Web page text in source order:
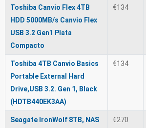
Toshiba Canvio Flex 4TB
HDD 5000MB/s Canvio Flex
USB 3.2 Gen1 Plata
Compacto
€134
Toshiba 4TB Canvio Basics
Portable External Hard
Drive,USB 3.2. Gen 1, Black
(HDTB440EK3AA)
€134
Seagate IronWolf 8TB, NAS
€270